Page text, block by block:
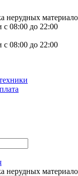
нерудных
08:00 до 22:00
08:00 до 22:00
нерудных